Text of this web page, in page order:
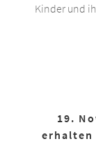
Kinder und
19.
erhalten